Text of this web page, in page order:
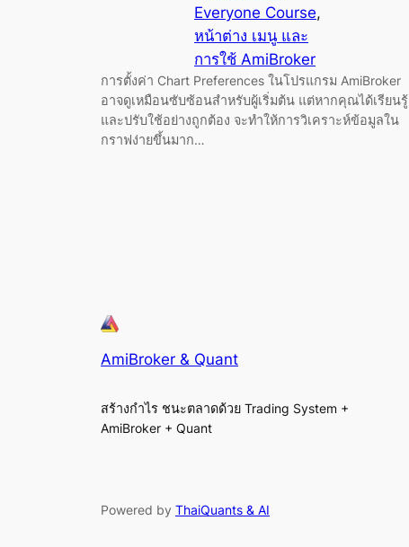
Everyone Course
หน้าต่าง เมนู และ
การใช้ AmiBroker
การตั้งค่า Chart Preferences ในโปรแกรม AmiBroker
อาจดูเหมือนซับซ้อนสำหรับผู้เริ่มต้น แต่หากคุณได้เรียนรู้
และปรับใช้อย่างถูกต้อง จะทำให้การวิเคราะห์ข้อมูลใน
กราฟง่ายขึ้นมาก…
AmiBroker & Quant
สร้างกำไร ชนะตลาดด้วย Trading System +
AmiBroker + Quant
Powered by ThaiQuants & AI